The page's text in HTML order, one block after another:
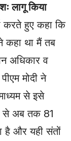
लागू किया
करते हुए कहा कि
कहा था मैं तब
अधिकार व
मोदी ने
से इसे
से अब तक 81
है और यही संतों